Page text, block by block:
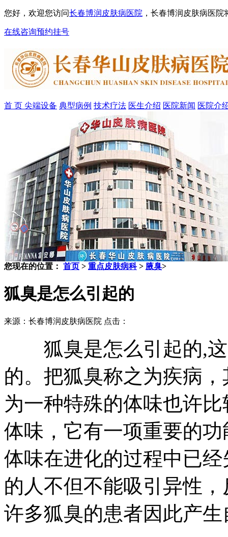
您好，欢迎您访问长春博润皮肤病医院 ，长春博润皮肤病医
在线咨询预约挂号
首 页 尖端设备 典型病例 技术疗法 医生介绍 医院新闻 医院介
您现在的位置： 首页 > 重点皮肤病科> 腋臭>
狐臭是怎么引起的
来源：长春博润皮肤病医院 点击：
狐臭是怎么引起的,这
的。把狐臭称之为疾病
为一种特殊的体味也许
体味，它有一项重要的
体味在进化的过程中已
的人不但不能吸引异性
许多狐臭的患者因此产